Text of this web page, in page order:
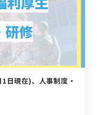
日現在)、人事制度・